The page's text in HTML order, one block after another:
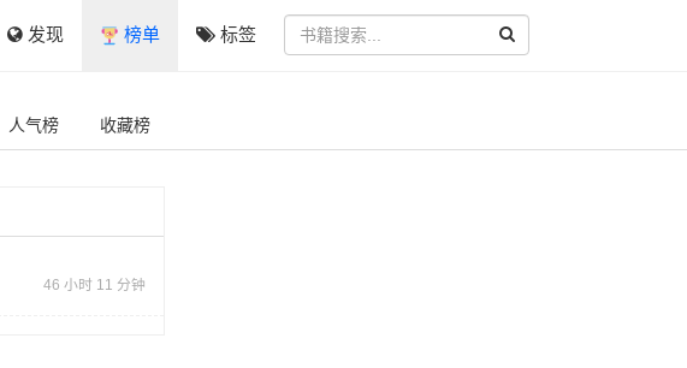
发现 榜单 标签
人气榜 收藏榜
46 小时 11 分钟